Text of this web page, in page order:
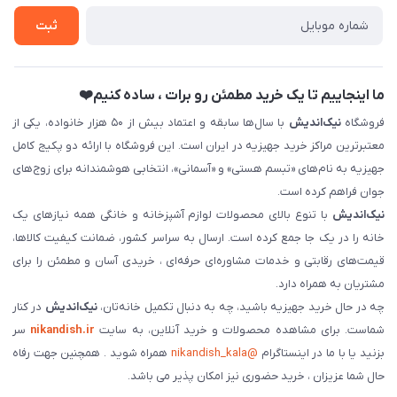
ثبت
ما اینجاییم تا یک خرید مطمئن رو برات ، ساده کنیم❤️
فروشگاهنیک‌اندیش
با سال‌ها سابقه و اعتماد بیش از ۵۰ هزار خانواده، یکی از
معتبرترین مراکز خرید جهیزیه در ایران است. این فروشگاه با ارائه دو پکیج کامل
جهیزیه به نام‌های «تبسم هستی» و «آسمانی»، انتخابی هوشمندانه برای زوج‌های
جوان فراهم کرده است.
نیک‌اندیش با تنوع بالای محصولات لوازم آشپزخانه و خانگی همه نیازهای یک
خانه را در یک جا جمع کرده است. ارسال به سراسر کشور، ضمانت کیفیت کالاها،
قیمت‌های رقابتی و خدمات مشاوره‌ای حرفه‌ای ، خریدی آسان و مطمئن را برای
مشتریان به همراه دارد.
چه در حال خرید جهیزیه باشید، چه به دنبال تکمیل خانه‌تان،نیک‌اندیش در کنار
شماست. برای مشاهده محصولات و خرید آنلاین، به سایت nikandish.ir سر
بزنید یا با ما در اینستاگرام @nikandish_kala
همراه شوید . همچنین جهت رفاه
حال شما عزیزان ، خرید حضوری نیز امکان پذیر می باشد.